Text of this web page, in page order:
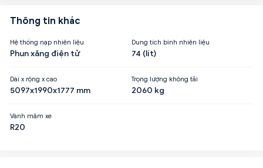
Thông tin khác
Hệ thống nạp nhiên liệu
Phun xăng điện tử
Dung tích bình nhiên liệu
74 (lít)
Dài x rộng x cao
5097x1990x1777 mm
Trọng lượng không tải
2060 kg
Vành mâm xe
R20